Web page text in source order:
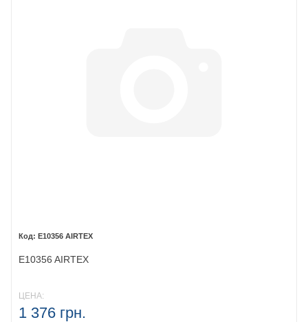
E10356 AIRTEX
E10356 AIRTEX
ЦЕНА:
1 376 грн.